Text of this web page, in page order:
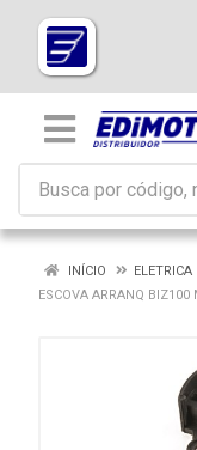
INÍCIO ELETRICA
ESCOVA ARRANQ BIZ100